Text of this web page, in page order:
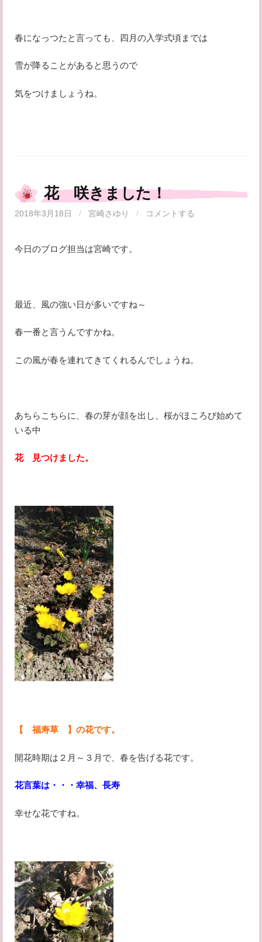
春になっつたと言っても、四月の入学式頃までは
雪が降ることがあると思うので
気をつけましょうね。
花 咲きました！
2018年3月18日 / 宮崎さゆり / コメントする
今日のブログ担当は宮崎です。
最近、風の強い日が多いですね～
春一番と言うんですかね。
この風が春を連れてきてくれるんでしょうね。
あちらこちらに、春の芽が顔を出し、桜がほころび始めて
いる中
花 見つけました。
【 福寿草 】の花です。
開花時期は２月～３月で、春を告げる花です。
花言葉は・・・幸福、長寿
幸せな花ですね。